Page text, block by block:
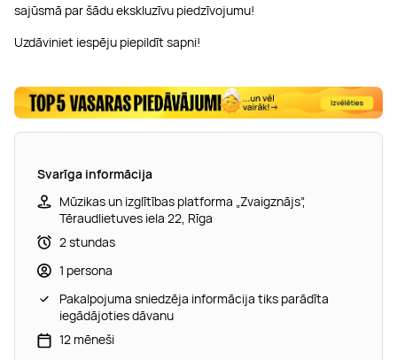
sajūsmā par šādu ekskluzīvu piedzīvojumu!
Uzdāviniet iespēju piepildīt sapni!
Svarīga informācija
Mūzikas un izglītības platforma „Zvaigznājs”,
Tēraudlietuves iela 22, Rīga
2 stundas
1 persona
Pakalpojuma sniedzēja informācija tiks parādīta
iegādājoties dāvanu
12 mēneši